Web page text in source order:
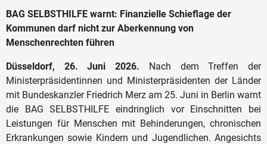
BAG SELBSTHILFE warnt: Finanzielle Schieflage der
Kommunen darf nicht zur Aberkennung von
Menschenrechten führen
Düsseldorf, 26. Juni 2026. Nach dem Treffen der
Ministerpräsidentinnen und Ministerpräsidenten der Länder
mit Bundeskanzler Friedrich Merz am 25. Juni in Berlin warnt
die BAG SELBSTHILFE eindringlich vor Einschnitten bei
Leistungen für Menschen mit Behinderungen, chronischen
Erkrankungen sowie Kindern und Jugendlichen. Angesichts